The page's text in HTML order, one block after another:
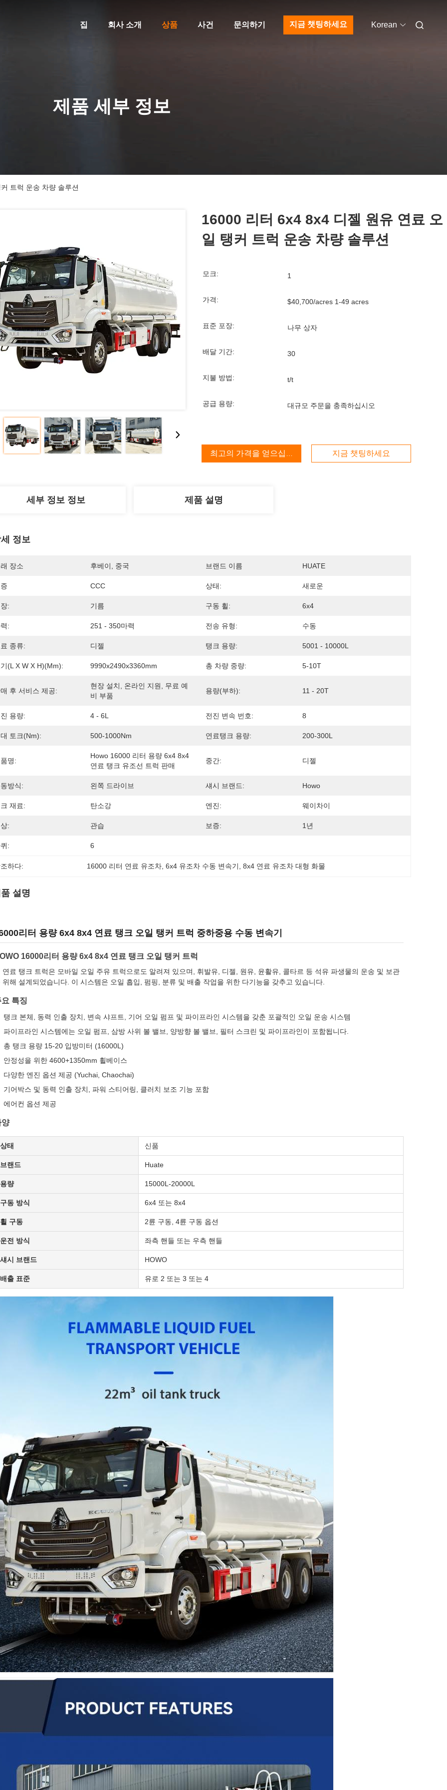
집 회사 소개 상품 사건 문의하기 지금 챗팅하세요 Korean
제품 세부 정보
트럭 운송 차량 솔루션
16000 리터 6x4 8x4 디젤 원유 연료 오
일 탱커 트럭 운송 차량 솔루션
모크: 1
가격: $40,700/acres 1-49 acres
표준 포장: 나무 상자
배달 기간: 30
지불 방법: t/t
공급 용량: 대규모 주문을 충족하십시오
최고의 가격을 얻으십시오 지금 챗팅하세요
세부 정보 정보 제품 설명
정보
장소 후베이, 중국 브랜드 이름 HUATE
CCC 상태: 새로운
: 기름 구동 휠: 6x4
: 251 - 350마력 전송 유형: 수동
종류: 디젤 탱크 용량: 5001 - 10000L
기(L X W X H)(mm): 9990x2490x3360mm 총 차량 중량: 5-10T
후 서비스 제공:
현장 설치, 온라인 지원, 무료 예
비 부품
용량(부하): 11 - 20T
용량: 4 - 6L 전진 변속 번호: 8
토크(Nm): 500-1000Nm 연료탱크 용량: 200-300L
명:
Howo 16000 리터 용량 6x4 8x4
연료 탱크 유조선 트럭 판매
중간: 디젤
방식: 왼쪽 드라이브 섀시 브랜드: Howo
재료: 탄소강 엔진: 웨이차이
: 관습 보증: 1년
: 6
하다: 16000 리터 연료 유조차 , 6x4 유조차 수동 변속기 , 8x4 연료 유조차 대형 화물
설명
리터 용량 6x4 8x4 연료 탱크 오일 탱커 트럭 중하중용 수동 변속기
16000리터 용량 6x4 8x4 연료 탱크 오일 탱커 트럭
연료 탱크 트럭은 모바일 오일 주유 트럭으로도 알려져 있으며, 휘발유, 디젤, 원유, 윤활유, 콜타르 등 석유 파생물의 운송 및 보관
위해 설계되었습니다. 이 시스템은 오일 흡입, 펌핑, 분류 및 배출 작업을 위한 다기능을 갖추고 있습니다.
요 특징
탱크 본체, 동력 인출 장치, 변속 샤프트, 기어 오일 펌프 및 파이프라인 시스템을 갖춘 포괄적인 오일 운송 시스템
파이프라인 시스템에는 오일 펌프, 삼방 사위 볼 밸브, 양방향 볼 밸브, 필터 스크린 및 파이프라인이 포함됩니다.
총 탱크 용량 15-20 입방미터 (16000L)
안정성을 위한 4600+1350mm 휠베이스
다양한 엔진 옵션 제공 (Yuchai, Chaochai)
기어박스 및 동력 인출 장치, 파워 스티어링, 클러치 보조 기능 포함
에어컨 옵션 제공
양
상태 신품
브랜드 Huate
용량 15000L-20000L
구동 방식 6x4 또는 8x4
휠 구동 2륜 구동, 4륜 구동 옵션
운전 방식 좌측 핸들 또는 우측 핸들
섀시 브랜드 HOWO
배출 표준 유로 2 또는 3 또는 4